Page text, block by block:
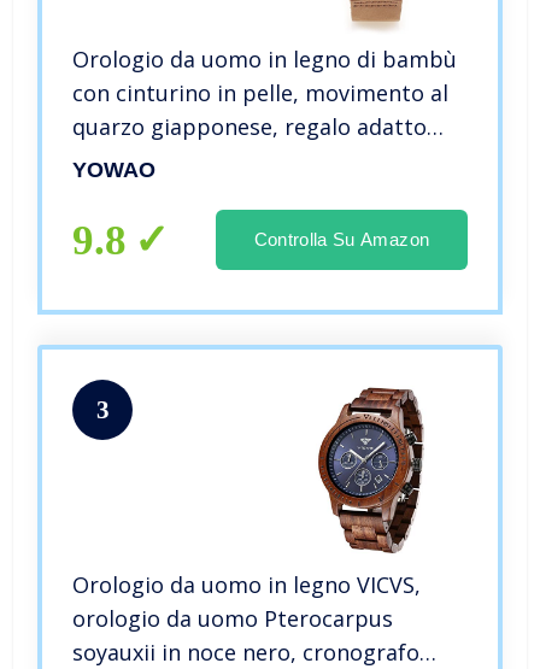
Orologio da uomo in legno di bambù
con cinturino in pelle, movimento al
quarzo giapponese, regalo adatto
per padre, marito, fidanzato,
YOWAO
9.8 Controlla Su Amazon
3
Orologio da uomo in legno VICVS,
orologio da uomo Pterocarpus
soyauxii in noce nero, cronografo